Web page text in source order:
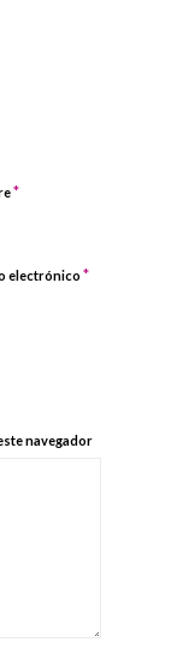
*
electrónico *
navegador